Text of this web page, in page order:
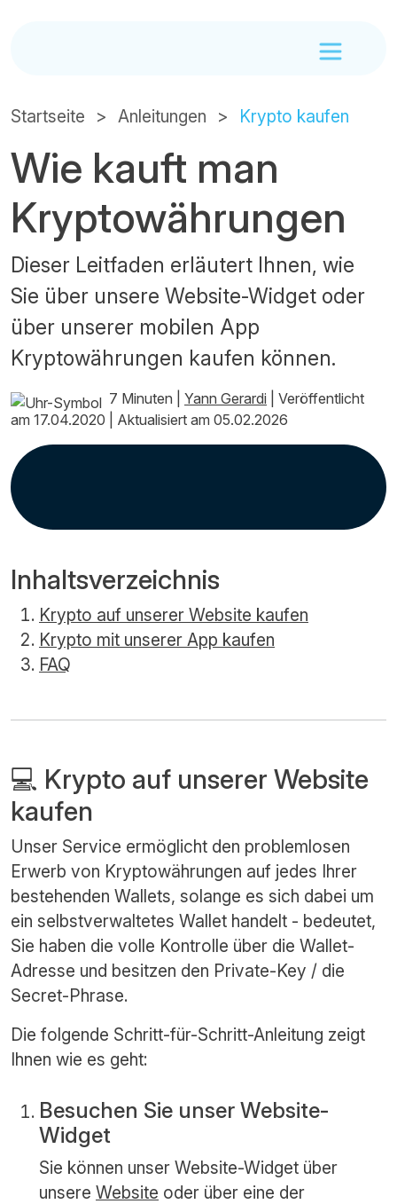
Startseite Anleitungen Krypto kaufen
Wie kauft man
Kryptowährungen
Dieser Leitfaden erläutert Ihnen, wie
Sie über unsere Website-Widget oder
über unserer mobilen App
Kryptowährungen kaufen können.
7 Minuten Yann Gerardi
Veröffentlicht
am 17.04.2020
Aktualisiert am 05.02.2026
Inhaltsverzeichnis
Krypto auf unserer Website kaufen
Krypto mit unserer App kaufen
FAQ
💻 Krypto auf unserer Website
kaufen
Unser Service ermöglicht den problemlosen
Erwerb von Kryptowährungen auf jedes Ihrer
bestehenden Wallets, solange es sich dabei um
ein selbstverwaltetes Wallet handelt - bedeutet,
Sie haben die volle Kontrolle über die Wallet-
Adresse und besitzen den Private-Key / die
Secret-Phrase.
Die folgende Schritt-für-Schritt-Anleitung zeigt
Ihnen wie es geht:
Besuchen Sie unser Website-
Widget
Sie können unser Website-Widget über
unsere Website oder über eine der